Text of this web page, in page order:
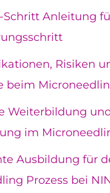
Schritt Anleitung
Risiken
beim
Weiterbildung
im
Ausbildung für
Prozess bei